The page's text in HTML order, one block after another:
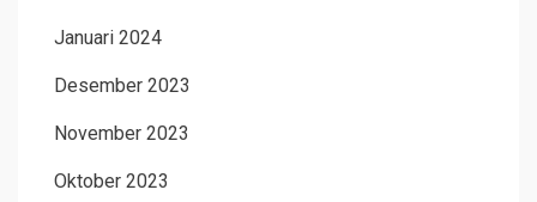
Januari 2024
Desember 2023
November 2023
Oktober 2023